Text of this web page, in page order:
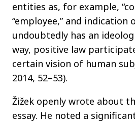
entities as, for example,
“employee,” and indication
undoubtedly has an
way, positive law
certain vision of human
2014, 52–53).
Žižek openly wrote about
essay. He noted a